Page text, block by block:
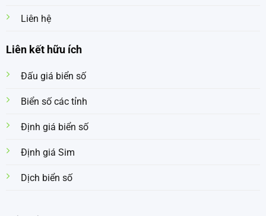
Liên hệ
Liên kết hữu ích
Đấu giá biển số
Biển số các tỉnh
Định giá biển số
Định giá Sim
Dịch biển số